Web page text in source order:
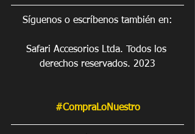
Síguenos o escríbenos también en:
Safari Accesorios Ltda. Todos los
derechos reservados. 2023
#CompraLoNuestro